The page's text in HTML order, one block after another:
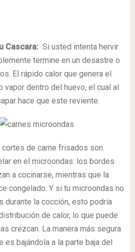
Cascara:Si usted intenta hervir
termine en un desastre o
El rápido calor que genera el
vapor dentro del huevo, el cual al
hace que este reviente.
de carne frisados son
en el microondas: los bordes
a cocinarse, mientras que la
congelado. Y si tu microondas no
durante la cocción, esto podría
de calor, lo que puede
crezcan. La manera más segura
es bajándola a la parte baja del